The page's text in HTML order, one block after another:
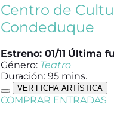
Centro de
Condeduque
Estreno: 01/11 Última
Género: Teatro
Duración: 95 mins.
VER FICHA ARTÍSTICA
COMPRAR ENTRADAS